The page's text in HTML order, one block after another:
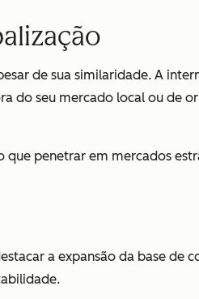
de sua similaridade. A
do seu mercado local ou de
penetrar em mercados
a expansão da base de